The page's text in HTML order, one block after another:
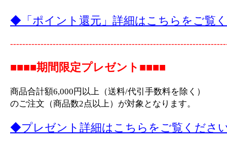
◆「ポイント還元」詳細はこちらをご覧
■■■■期間限定プレゼント■■■■
商品合計額6,000円以上（送料/代引手数料を除く）
のご注文（商品数2点以上）が対象となります。
◆プレゼント詳細はこちらをご覧くださ